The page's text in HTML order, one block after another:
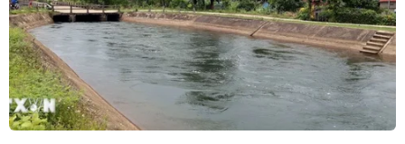
vọng đàm phán Trung Đông vẫn khó
đoán
06/08/2026 00:26
Giá vàng thế giới tăng mạnh nhất kể